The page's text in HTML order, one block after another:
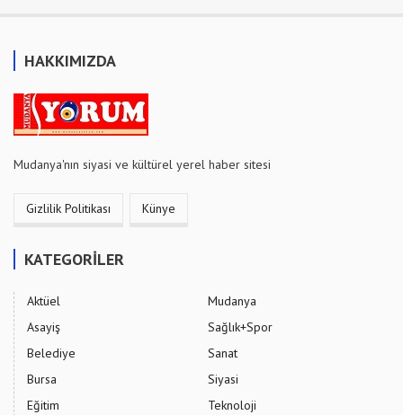
HAKKIMIZDA
Mudanya'nın siyasi ve kültürel yerel haber sitesi
Gizlilik Politikası Künye
KATEGORİLER
Aktüel
Asayiş
Belediye
Bursa
Eğitim
Mudanya
Sağlık+Spor
Sanat
Siyasi
Teknoloji